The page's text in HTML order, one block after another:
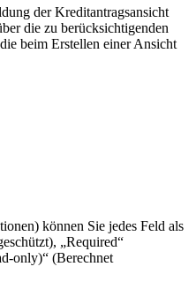
der Kreditantragsansicht
die zu berücksichtigenden
beim Erstellen einer Ansicht
können Sie jedes Feld als
„Required“
only)“ (Berechnet